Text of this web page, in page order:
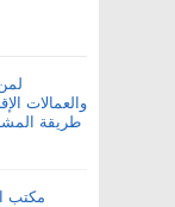
والعمالات
طريقة
مكتب